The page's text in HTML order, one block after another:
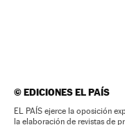
©EDICIONES EL PAÍS
EL PAÍS ejerce la oposición
la elaboración de revistas de